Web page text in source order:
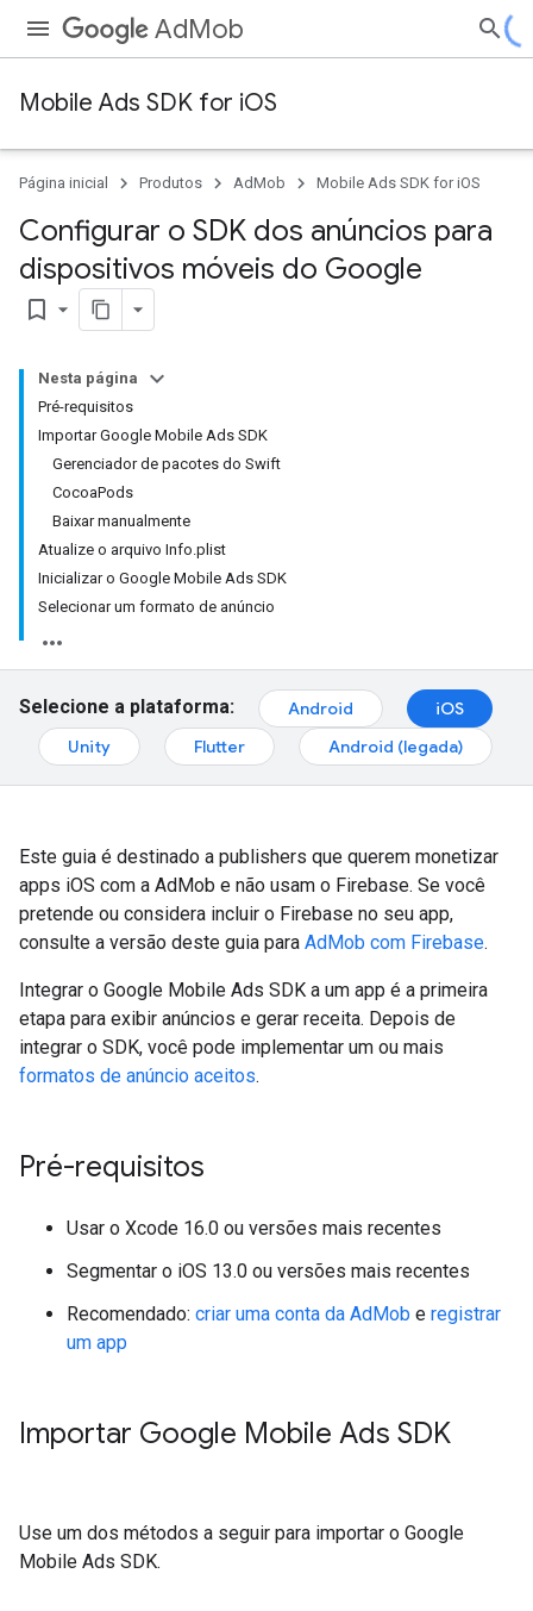
AdMob
Mobile Ads SDK for iOS
Página inicial Produtos AdMob Mobile Ads SDK for iOS
Configurar o SDK dos anúncios para
dispositivos móveis do Google
bookmark_border
Nesta página
Pré-requisitos
Importar Google Mobile Ads SDK
Gerenciador de pacotes do Swift
CocoaPods
Baixar manualmente
Atualize o arquivo Info.plist
Inicializar o Google Mobile Ads SDK
Selecionar um formato de anúncio
Selecione a plataforma: Android
iOS
Unity
Flutter Android (legada)
Este guia é destinado a publishers que querem monetizar
apps iOS com a AdMob e não usam o Firebase. Se você
pretende ou considera incluir o Firebase no seu app,
consulte a versão deste guia para AdMob com Firebase.
Integrar o Google Mobile Ads SDK a um app é a primeira
etapa para exibir anúncios e gerar receita. Depois de
integrar o SDK, você pode implementar um ou mais
formatos de anúncio aceitos.
Pré-requisitos
Usar o Xcode 16.0 ou versões mais recentes
Segmentar o iOS 13.0 ou versões mais recentes
Recomendado: criar uma conta da AdMob e registrar
um app
Importar Google Mobile Ads SDK
Use um dos métodos a seguir para importar o Google
Mobile Ads SDK.